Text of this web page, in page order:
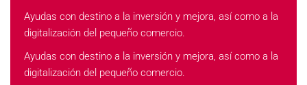
Ayudas con destino a la inversión y mejora, así como a la
digitalización del pequeño comercio.
Ayudas con destino a la inversión y mejora, así como a la
digitalización del pequeño comercio.